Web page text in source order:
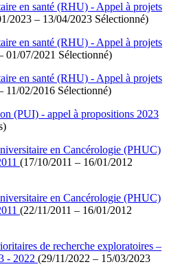
en santé (RHU) - Appel à projets
2023 – 13/04/2023 Sélectionné)
en santé (RHU) - Appel à projets
01/07/2021 Sélectionné)
en santé (RHU) - Appel à projets
11/02/2016 Sélectionné)
(PUI) - appel à propositions 2023
en Cancérologie (PHUC)
(17/10/2011 – 16/01/2012
en Cancérologie (PHUC)
(22/11/2011 – 16/01/2012
de recherche exploratoires –
- 2022 (29/11/2022 – 15/03/2023